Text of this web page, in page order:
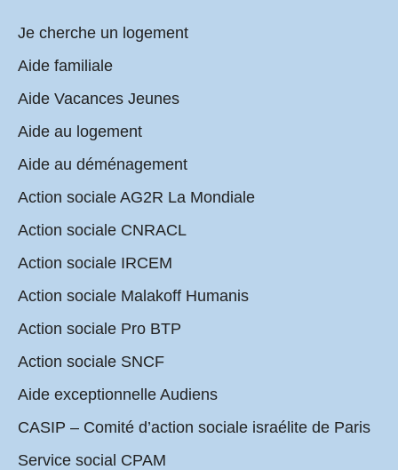
Je cherche un logement
Aide familiale
Aide Vacances Jeunes
Aide au logement
Aide au déménagement
Action sociale AG2R La Mondiale
Action sociale CNRACL
Action sociale IRCEM
Action sociale Malakoff Humanis
Action sociale Pro BTP
Action sociale SNCF
Aide exceptionnelle Audiens
CASIP – Comité d’action sociale israélite de Paris
Service social CPAM